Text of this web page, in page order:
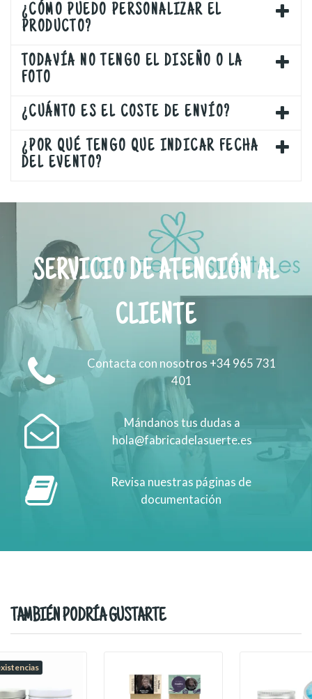
¿CÓMO PUEDO PERSONALIZAR EL
PRODUCTO?
TODAVÍA NO TENGO EL DISEÑO O LA
FOTO
¿CUÁNTO ES EL COSTE DE ENVÍO?
¿POR QUÉ TENGO QUE INDICAR FECHA
DEL EVENTO?
SERVICIO DE ATENCIÓN AL
CLIENTE
Contacta con nosotros +34 965 731
401
Mándanos tus dudas a
hola@fabricadelasuerte.es
Revisa nuestras páginas de
documentación
TAMBIÉN PODRÍA GUSTARTE